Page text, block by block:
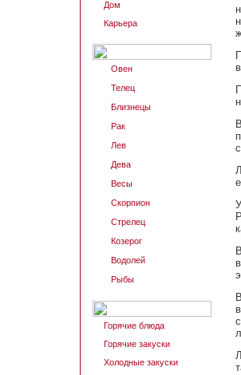
Дом
Карьера
Овен
Телец
Близнецы
Рак
Лев
Дева
Весы
Скорпион
Стрелец
Козерог
Водолей
Рыбы
Горячие блюда
Горячие закуски
Холодные закуски